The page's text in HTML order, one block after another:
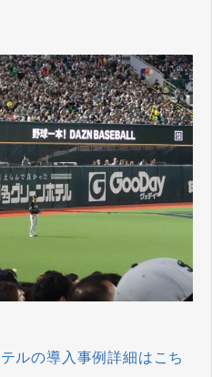
ルの導入事例詳細はこち